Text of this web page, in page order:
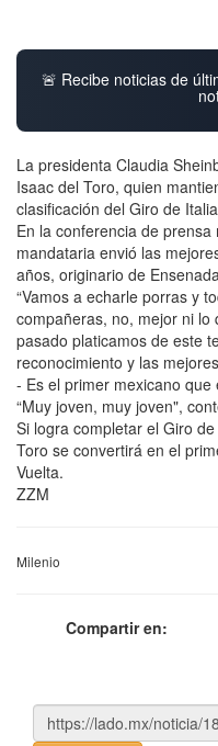
🚨 Recibe noticias de
La presidenta Claudia
Isaac del Toro, quien
clasificación del Giro de
En la conferencia de
mandataria envió las
años, originario de
“Vamos a echarle porras y
compañeras, no, mejor ni
pasado platicamos de este
reconocimiento y las
- Es el primer mexicano
“Muy joven, muy joven",
Si logra completar el Giro
Toro se convertirá en el
Vuelta.
ZZM
Milenio
Compartir en: